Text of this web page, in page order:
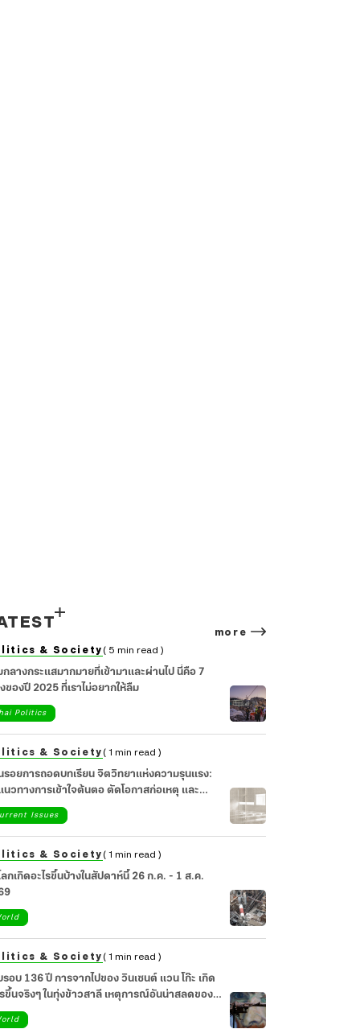
& Society ( 5 min read )
ลางกระแสมากมายที่เข้ามาและผ่านไป นี่คือ 7
ของปี 2025 ที่เราไม่อยากให้ลืม
Politics
& Society ( 1 min read )
รอยการถอดบทเรียน จิตวิทยาแห่งความรุนแรง:
างการเข้าใจต้นตอ ตัดโอกาสก่อเหตุ และ
ยาจิตใจสังคม
Issues
& Society ( 1 min read )
กเกิดอะไรขึ้นบ้างในสัปดาห์นี้ 26 ก.ค. - 1 ส.ค.
& Society ( 1 min read )
อบ 136 ปี การจากไปของ วินเซนต์ แวน โก๊ะ เกิด
รขึ้นจริงๆ ในทุ่งข้าวสาลี เหตุการณ์อันน่าสลดของ
ผู้น่าเศร้า
more